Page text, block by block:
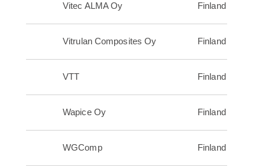
Vitec ALMA Oy Finland
Vitrulan Composites Oy Finland
VTT Finland
Wapice Oy Finland
WGComp Finland